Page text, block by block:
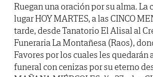
Ruegan una oración por su alma.
lugar HOY MARTES, a las CINCO
tarde, desde Tanatorio El Alisal al
Funeraria La Montañesa (Raos),
Favores por los cuales les quedarán
funeral con cenizas por su eterno